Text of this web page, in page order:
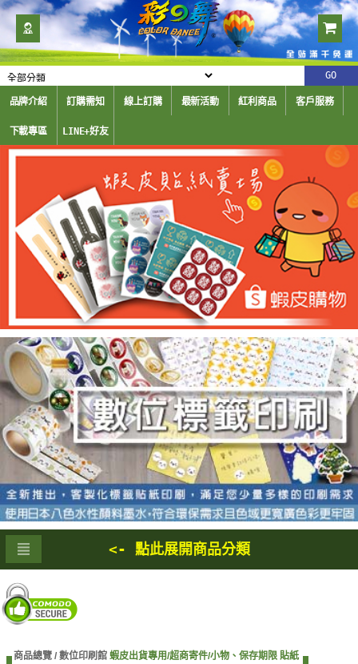
品牌介紹 訂購需知 線上訂購 最新活動 紅利商品 客戶服務
下載專區 LINE+好友
<- 點此展開商品分類
商品總覽 / 數位印刷館 蝦皮出貨專用/超商寄件/小物、保存期限 貼紙